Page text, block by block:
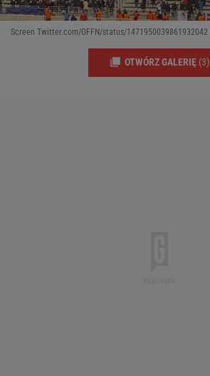
Screen Twitter.com/GFFN/status/1471950039861932042
OTWÓRZ GALERIĘ (3)